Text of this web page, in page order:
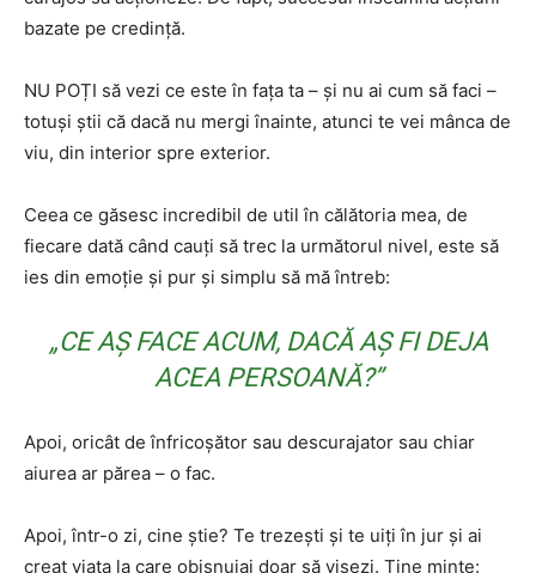
bazate pe credință.
NU POȚI să vezi ce este în fața ta – și nu ai cum să faci –
totuși știi că dacă nu mergi înainte, atunci te vei mânca de
viu, din interior spre exterior.
Ceea ce găsesc incredibil de util în călătoria mea, de
fiecare dată când cauți să trec la următorul nivel, este să
ies din emoție și pur și simplu să mă întreb:
„CE AȘ FACE ACUM, DACĂ AȘ FI DEJA
ACEA PERSOANĂ?”
Apoi, oricât de înfricoșător sau descurajator sau chiar
aiurea ar părea – o fac.
Apoi, într-o zi, cine știe? Te trezești și te uiți în jur și ai
creat viața la care obișnuiai doar să visezi. Tine minte: